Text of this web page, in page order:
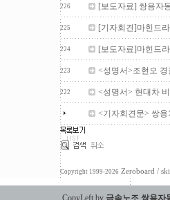
226 [보도자료] 쌍용자
225 [기자회견]마힌드
224 [보도자료]마힌드
223 <성명서>조현오
222 <성명서> 현대차
<기자회견문> 쌍용
Copyright 1999-2026 Zeroboard /
CopyLeft by 금속노조 쌍용자